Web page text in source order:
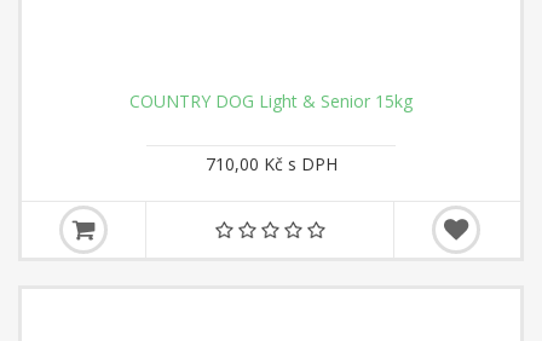
COUNTRY DOG Light & Senior 15kg
710,00 Kč s DPH